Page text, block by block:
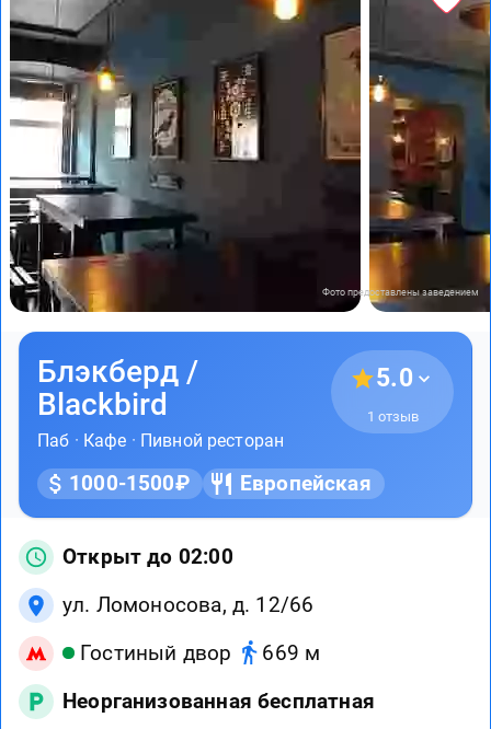
Фото предоставлены заведением
Блэкберд /
Blackbird
Паб · Кафе · Пивной ресторан
5.0
1 отзыв
1000-1500₽ Европейская
Открыт до 02:00
ул. Ломоносова, д. 12/66
Гостиный двор
669 м
Неорганизованная бесплатная